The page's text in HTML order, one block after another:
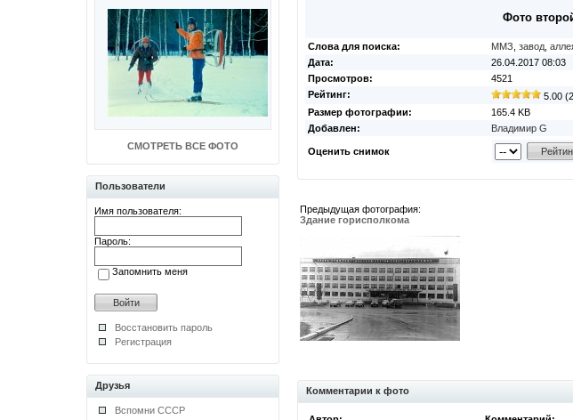
СМОТРЕТЬ ВСЕ ФОТО
Пользователи
Имя пользователя:
Пароль:
Запомнить меня
Восстановить пароль
Регистрация
Друзья
Вспомни СССР
Фото
Слова для поиска: ММЗ завод
Дата:
26.04.2017 08:03
Просмотров:
4521
Рейтинг:
5.00
Размер фотографии:
165.4 KB
Добавлен:
Владимир G
Оценить снимок
Предыдущая фотография:
Здание горисполкома
Комментарии к фото